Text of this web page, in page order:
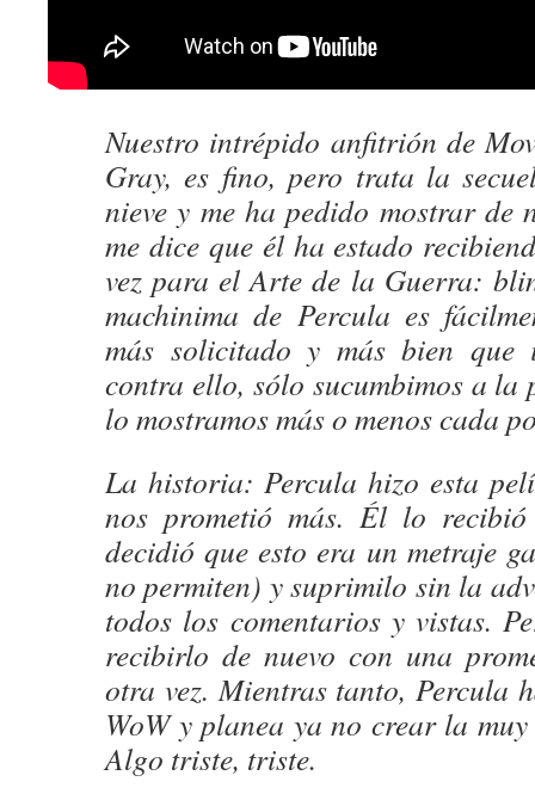
Nuestro intrépido anfitrión de
Gray, es fino, pero trata la
nieve y me ha pedido mostrar de
me dice que él ha estado
vez para el Arte de la Guerra:
machinima de Percula es
más solicitado y más bien que
contra ello, sólo sucumbimos a la
lo mostramos más o menos cada
La historia: Percula hizo esta
nos prometió más. Él lo
decidió que esto era un metraje
no permiten) y suprimilo sin la
todos los comentarios y vistas.
recibirlo de nuevo con una
otra vez. Mientras tanto, Percula
WoW y planea ya no crear la muy
Algo triste, triste.